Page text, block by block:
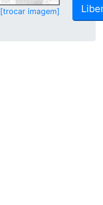
[trocar imagem]